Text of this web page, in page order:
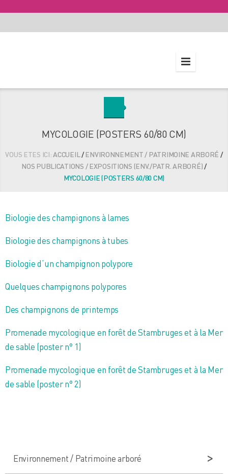
MYCOLOGIE (POSTERS 60/80 CM)
VOUS ETES ICI:ACCUEIL/ENVIRONNEMENT / PATRIMOINE ARBORÉ /
NOS PUBLICATIONS / EXPOSITIONS (ENV./PATR. ARBORÉ)/
MYCOLOGIE (POSTERS 60/80 CM)
Biologie des champignons à lames
Biologie des champignons à tubes
Biologie d’un champignon polypore
Quelques champignons polypores
Des champignons de printemps
Promenade mycologique en forêt de Stambruges et à la Mer
de sable (poster n° 1)
Promenade mycologique en forêt de Stambruges et à la Mer
de sable (poster n° 2)
Environnement / Patrimoine arboré